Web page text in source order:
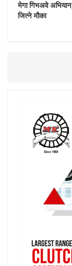
मेगा गिभअवे
जित्ने मौका